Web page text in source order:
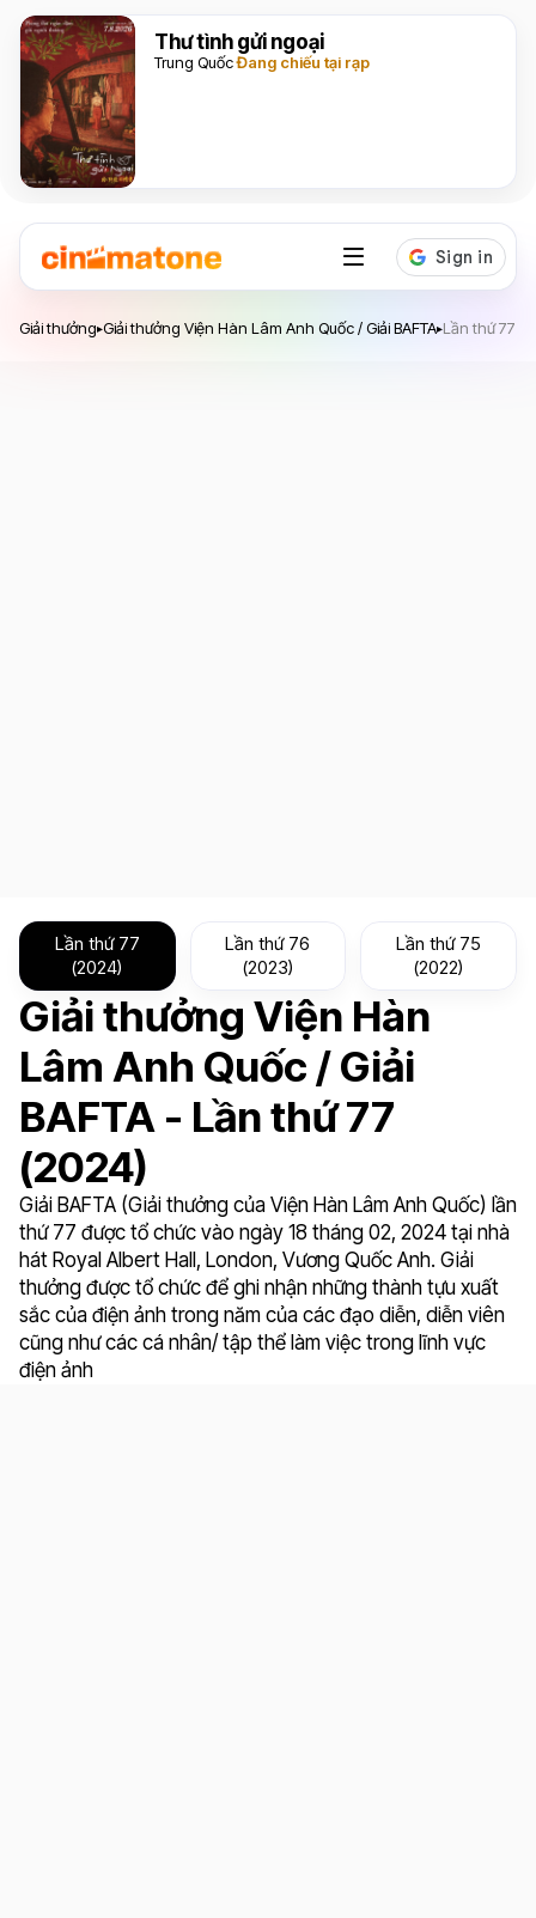
Thư tình gửi ngoại
Trung QuốcĐang chiếu tại rạp
Lần thứ 77 (2024)
Giải thưởng▸Giải thưởng Viện Hàn Lâm Anh Quốc / Giải BAFTA▸Lần thứ 77
Lần thứ 77
(2024)
Lần thứ 76
(2023)
Lần thứ 75
(2022)
Giải thưởng Viện Hàn
Lâm Anh Quốc / Giải
BAFTA - Lần thứ 77
(2024)
Giải BAFTA (Giải thưởng của Viện Hàn Lâm Anh Quốc) lần
thứ 77 được tổ chức vào ngày 18 tháng 02, 2024 tại nhà
hát Royal Albert Hall, London, Vương Quốc Anh. Giải
thưởng được tổ chức để ghi nhận những thành tựu xuất
sắc của điện ảnh trong năm của các đạo diễn, diễn viên
cũng như các cá nhân/ tập thể làm việc trong lĩnh vực
điện ảnh